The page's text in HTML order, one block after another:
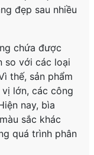
đẹp sau nhiều
chứa được
so với các loại
thế, sản phẩm
lớn, các công
nay, bìa
sắc khác
quá trình phân